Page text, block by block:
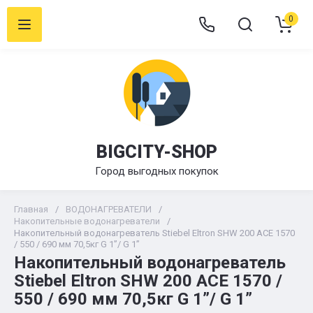
BIGCITY-SHOP
Город выгодных покупок
0
Главная / ВОДОНАГРЕВАТЕЛИ
/
Накопительные водонагреватели
/
Накопительный водонагреватель Stiebel Eltron SHW 200 ACE 1570
/ 550 / 690 мм 70,5кг G 1”/ G 1”
Накопительный водонагреватель
Stiebel Eltron SHW 200 ACE 1570 /
550 / 690 мм 70,5кг G 1”/ G 1”